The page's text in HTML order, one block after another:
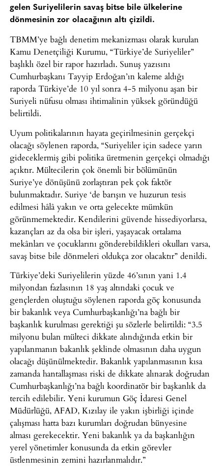
gelen Suriyelilerin savaş bitse bile ülkelerine
dönmesinin zor olacağının altı çizildi.
TBMM’ye bağlı denetim mekanizması olarak kurulan
Kamu Denetçiliği Kurumu, “Türkiye’de Suriyeliler”
başlıklı özel bir rapor hazırladı. Sunuş yazısını
Cumhurbaşkanı Tayyip Erdoğan’ın kaleme aldığı
raporda Türkiye’de 10 yıl sonra 4-5 milyonu aşan bir
Suriyeli nüfusu olması ihtimalinin yüksek göründüğü
belirtildi.
Uyum politikalarının hayata geçirilmesinin gerçekçi
olacağı söylenen raporda, “Suriyeliler için sadece yarın
gideceklermiş gibi politika üretmenin gerçekçi olmadığı
açıktır. Mültecilerin çok önemli bir bölümünün
Suriye’ye dönüşünü zorlaştıran pek çok faktör
bulunmaktadır. Suriye ‘de barışın ve huzurun tesis
edilmesi hâlâ yakın ve orta gelecekte mümkün
görünmemektedir. Kendilerini güvende hissediyorlarsa,
kazançları az da olsa bir işleri, yaşayacak ortalama
mekânları ve çocuklarını gönderebildikleri okulları varsa,
savaş bitse bile dönmeleri oldukça zor olacaktır” denildi.
Türkiye’deki Suriyelilerin yüzde 46’sının yani 1.4
milyondan fazlasının 18 yaş altındaki çocuk ve
gençlerden oluştuğu söylenen raporda göç konusunda
bir bakanlık veya Cumhurbaşkanlığı’na bağlı bir
başkanlık kurulması gerektiği şu sözlerle belirtildi: “3.5
milyonu bulan mülteci dikkate alındığında etkin bir
yapılanmanın bakanlık şeklinde olmasının daha uygun
olacağı düşünülmektedir. Bakanlık yapılanmasının kısa
zamanda hantallaşması riski de dikkate alınarak doğrudan
Cumhurbaşkanlığı’na bağlı koordinatör bir başkanlık da
tercih edilebilir. Yeni kurumun Göç İdaresi Genel
Müdürlüğü, AFAD, Kızılay ile yakın işbirliği içinde
çalışması hatta bazı kurumları doğrudan bünyesine
alması gerekecektir. Yeni bakanlık ya da başkanlığın
yerel yönetimler konusunda da etkin görevler
üstlenmesinin zemini hazırlanmalıdır.”